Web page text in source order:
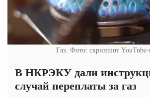
Газ. Фото: скриншот
В НКРЭКУ дали
случай переплаты за газ